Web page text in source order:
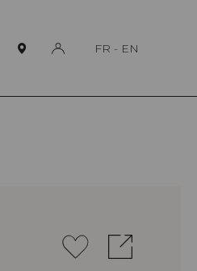
FR - EN